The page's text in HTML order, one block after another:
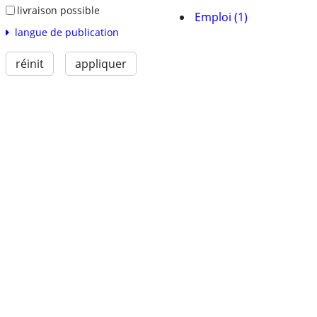
livraison possible
langue de publication
réinit appliquer
Emploi (1)